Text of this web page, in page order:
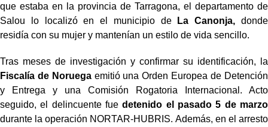
que estaba en la provincia de Tarragona, el departamento de
Salou lo localizó en el municipio de
La Canonja, donde
residía con su mujer y mantenían un estilo de vida sencillo.
Tras meses de investigación y confirmar su identificación, la
Fiscalía de Noruegaemitió una Orden Europea de Detención
y Entrega y una Comisión Rogatoria Internacional. Acto
seguido, el delincuente fuedetenido el pasado 5 de marzo
durante la operación NORTAR-HUBRIS. Además, en el arresto